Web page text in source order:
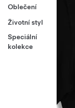
Oblečení
Životní styl
Speciální
kolekce